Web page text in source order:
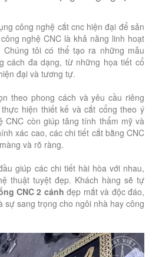
công nghệ cắt cnc hiện đại để sản
nghệ CNC là khả năng linh hoạt
tôi có thể tạo ra những mẫu
cách đa dạng, từ những họa tiết cổ
đại và tương tự.
theo phong cách và yêu cầu riêng
hiện thiết kế và cắt cổng theo ý
CNC còn giúp tăng tính thẩm mỹ và
xác cao, các chi tiết cắt bằng CNC
và rõ ràng.
giúp các chi tiết hài hòa với nhau,
thuật tuyệt đẹp. Khách hàng sẽ tự
CNC 2 cánh đẹp mắt và độc đáo,
sự sang trọng cho ngôi nhà hay công